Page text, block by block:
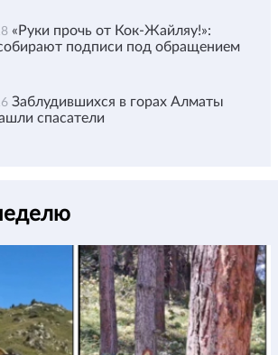
«Руки прочь от Кок-Жайляу!»:
подписи под обращением
Заблудившихся в горах Алматы
спасатели